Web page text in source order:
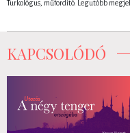
Turkológus, műfordító. Legutóbb
KAPCSOLÓDÓ